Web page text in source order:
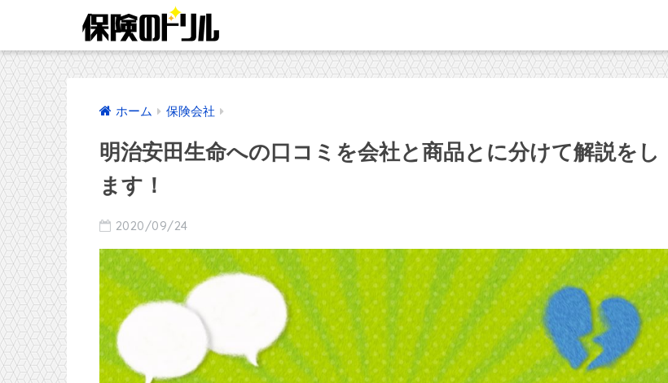
ホーム 保険会社
明治安田生命への口コミを会社と商品とに分けて解説をし
ます！
2020/09/24